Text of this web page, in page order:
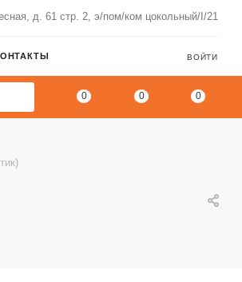
д. 61 стр. 2, э/пом/ком цокольный/I/21
ВОЙТИ
0 0 0